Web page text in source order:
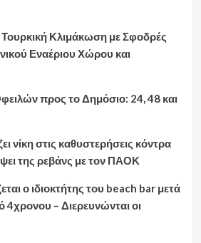
Κλιμάκωση με Σφοδρές
Εναέριου Χώρου και
προς το Δημόσιο: 24, 48 και
νίκη στις καθυστερήσεις κόντρα
της ρεβάνς με τον ΠΑΟΚ
ο ιδιοκτήτης του beach bar μετά
4χρονου – Διερευνώνται οι